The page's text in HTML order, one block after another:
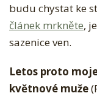
budu chystat ke
článek mrkněte,
sazenice ven.
Letos proto
květnové muže